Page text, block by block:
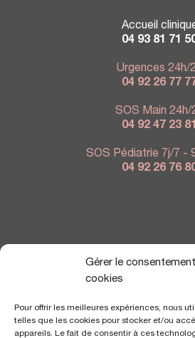
Gérer le
cookies
Pour offrir les meilleures expériences, nous
telles que les cookies pour stocker et/ou
appareils. Le fait de consentir à ces
Accueil
04 93 81 71
Urgences 24h/
04 92 26 77
SOS Main 24h/
04 92 47 23 81
SOS Pédiatrie 7j/7 -
04 92 26 76
NOUS